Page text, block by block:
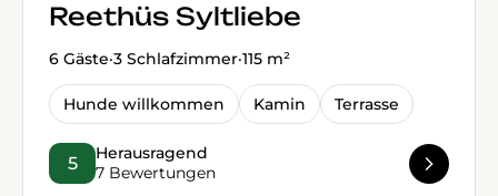
Reethüs Syltliebe
6 Gäste·3 Schlafzimmer·115 m²
Hunde willkommen Kamin Terrasse
5
Herausragend
7 Bewertungen